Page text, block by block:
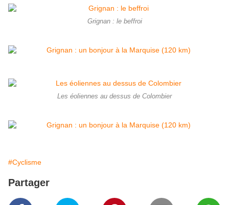
Grignan : le beffroi
Les éoliennes au dessus de Colombier
#Cyclisme
Partager